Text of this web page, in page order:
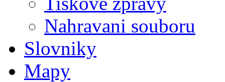
Nahravani souboru
Slovniky
Mapy